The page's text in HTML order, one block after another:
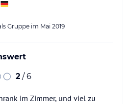
Gruppe im Mai 2019
2 / 6
im Zimmer, und viel zu